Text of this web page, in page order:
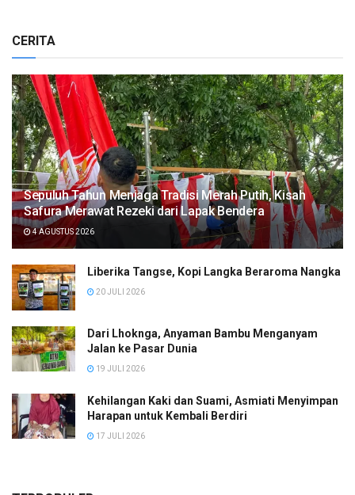
CERITA
Sepuluh Tahun Menjaga Tradisi Merah Putih, Kisah
Safura Merawat Rezeki dari Lapak Bendera
4 AGUSTUS 2026
Liberika Tangse, Kopi Langka Beraroma Nangka
20 JULI 2026
Dari Lhoknga, Anyaman Bambu Menganyam
Jalan ke Pasar Dunia
19 JULI 2026
Kehilangan Kaki dan Suami, Asmiati Menyimpan
Harapan untuk Kembali Berdiri
17 JULI 2026